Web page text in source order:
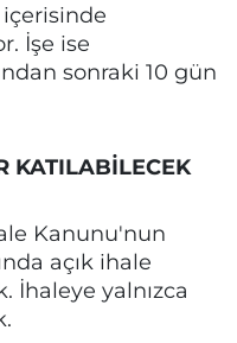
İşe ise
sonraki 10 gün
KATILABİLECEK
Kanunu'nun
açık ihale
İhaleye yalnızca